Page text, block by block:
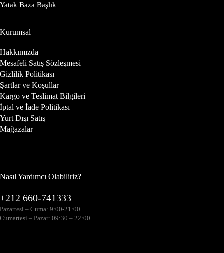
Yatak Baza Başlık
Kurumsal
Hakkımızda
Mesafeli Satış Sözleşmesi
Gizlilik Politikası
Şartlar ve Koşullar
Kargo ve Teslimat Bilgileri
İptal ve İade Politikası
Yurt Dışı Satış
Mağazalar
Nasıl Yardımcı Olabiliriz?
+212 660-741333
Pazartesi – Cuma: 9:00-21:00
Cumartesi – Pazar: 09:30 – 22:00